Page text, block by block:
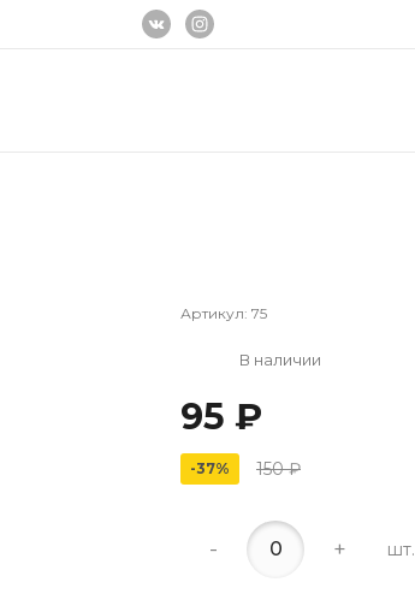
Артикул: 75
В наличии
95 ₽
-37% 150 ₽
- + шт.